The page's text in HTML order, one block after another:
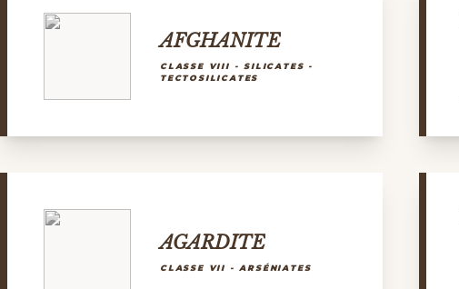
AFGHANITE
CLASSE VIII - SILICATES -
TECTOSILICATES
AGARDITE
CLASSE VII - ARSÉNIATES